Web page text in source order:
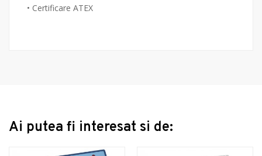
• Certificare ATEX
Ai putea fi interesat si de: